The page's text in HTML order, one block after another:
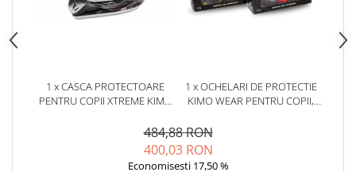
1 x CASCA PROTECTOARE
PENTRU COPII XTREME KIMO
REGLABIL, NEAGRA
1 x OCHELARI DE PROTECTIE
KIMO WEAR PENTRU COPII,
484,88 RON
400,03 RON
Economisesti 17,50 %